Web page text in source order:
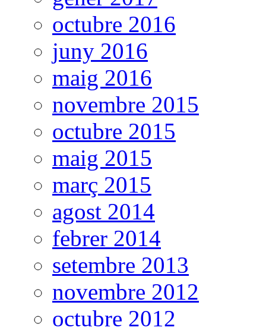
octubre 2016
juny 2016
maig 2016
novembre 2015
octubre 2015
maig 2015
març 2015
agost 2014
febrer 2014
setembre 2013
novembre 2012
octubre 2012